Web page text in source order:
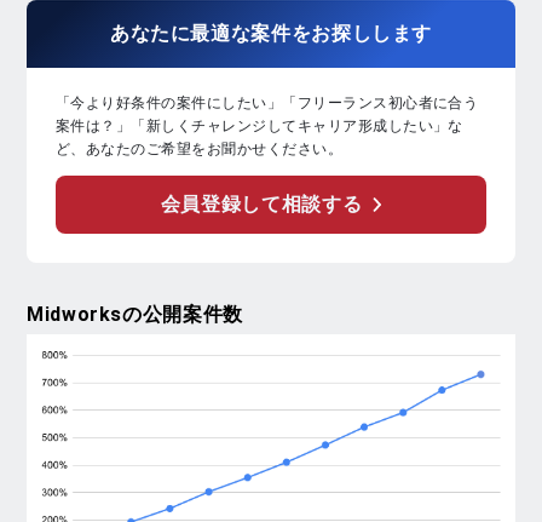
あなたに最適な案件をお探し します
「今より好条件の案件にしたい」「フリーランス初心者に合う
案件は？」「新しくチャレンジしてキャリア形成したい」な
ど、あなたのご希望をお聞かせください。
会員登録して相談する
Midworksの公開案件数